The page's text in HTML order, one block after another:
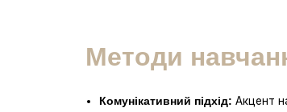
Методи
Комунікативний підхід: Акцент